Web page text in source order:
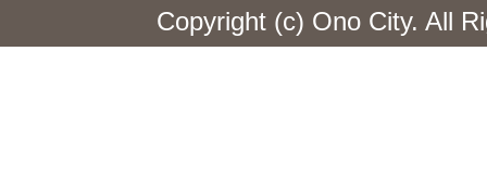
Copyright (c) Ono City. All